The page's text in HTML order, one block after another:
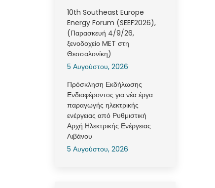
10th Southeast Europe
Energy Forum (SEEF2026),
(Παρασκευή 4/9/26,
ξενοδοχείο MET στη
Θεσσαλονίκη)
5 Αυγούστου, 2026
Πρόσκληση Εκδήλωσης
Ενδιαφέροντος για νέα έργα
παραγωγής ηλεκτρικής
ενέργειας από Ρυθμιστική
Αρχή Ηλεκτρικής Ενέργειας
Λιβάνου
5 Αυγούστου, 2026